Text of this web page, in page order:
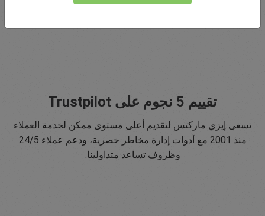
تقييم 5 نجوم على Trustpilot
تسعى إيزي ماركتس لتقديم أعلى مستوى ممكن لخدمة العملاء
منذ 2001 مع أدوات إدارة مخاطر حصرية، ودعم عملاء 24/5
وظروف تساعد متداولينا.